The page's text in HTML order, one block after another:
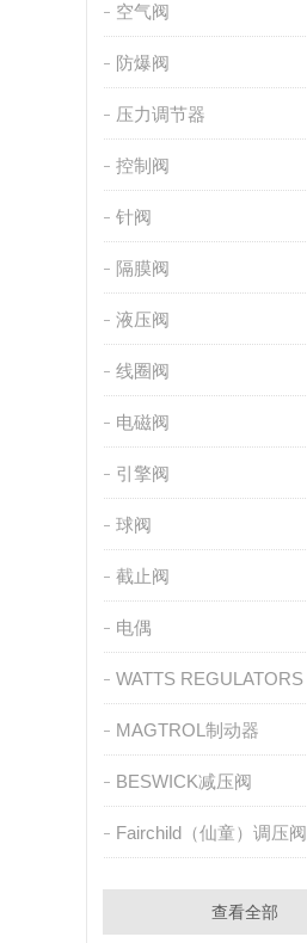
空气阀
防爆阀
压力调节器
控制阀
针阀
隔膜阀
液压阀
线圈阀
电磁阀
引擎阀
球阀
截止阀
电偶
WATTS REGULATORS
MAGTROL制动器
BESWICK减压阀
Fairchild（仙童）调压阀
查看全部